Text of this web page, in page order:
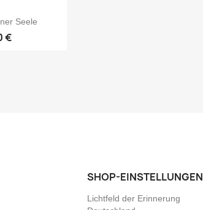
Seele
€
SHOP-EINSTELLUNGEN
Lichtfeld der Erinnerung